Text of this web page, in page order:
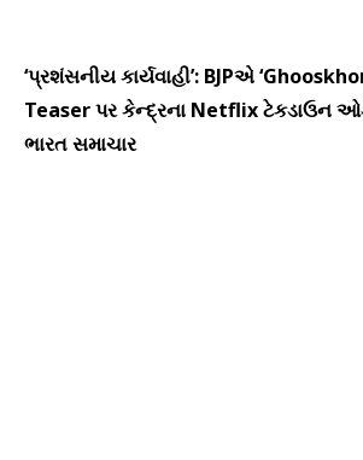
‘પ્રશંસનીય કાર્યવાહી’: BJPએ
Teaser પર કેન્દ્રના Netflix ટેકડાઉન
ભારત સમાચાર